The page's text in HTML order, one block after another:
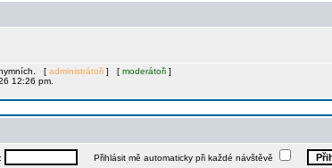
[ administrátoři ] [ moderátoři ]
12:26 pm.
Přihlásit mě automaticky při každé návštěvě